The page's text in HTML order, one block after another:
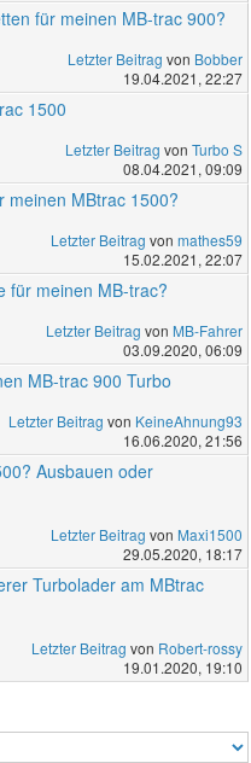
für meinen MB-trac 900?
Letzter Beitrag von Bobber
19.04.2021, 22:27
1500
Letzter Beitrag von Turbo S
08.04.2021, 09:09
meinen MBtrac 1500?
Letzter Beitrag von mathes59
15.02.2021, 22:07
für meinen MB-trac?
Letzter Beitrag von MB-Fahrer
03.09.2020, 06:09
MB-trac 900 Turbo
Letzter Beitrag von KeineAhnung93
16.06.2020, 21:56
Ausbauen oder
Letzter Beitrag von Maxi1500
29.05.2020, 18:17
Turbolader am MBtrac
Letzter Beitrag von Robert-rossy
19.01.2020, 19:10